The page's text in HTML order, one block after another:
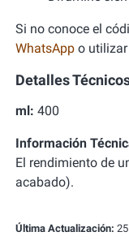
Si no conoce el
WhatsApp o
Detalles
ml: 400
Información
El rendimiento de
acabado).
Última Actualización: